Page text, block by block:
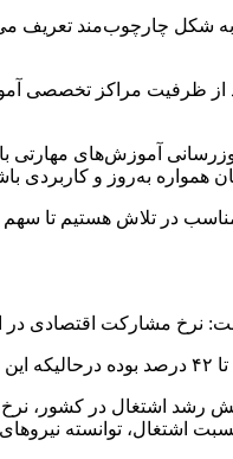
شکل چارچوب‌مند تعریف
کرد: با هماهنگی صورت گرفته، مقرر شد
آموزش‌های
همواره به‌روز و کاربردی
در تلاش هستیم تا سهم
نرخ مشارکت اقتصادی
اشتغال در کشور،
اشتغال، توانسته